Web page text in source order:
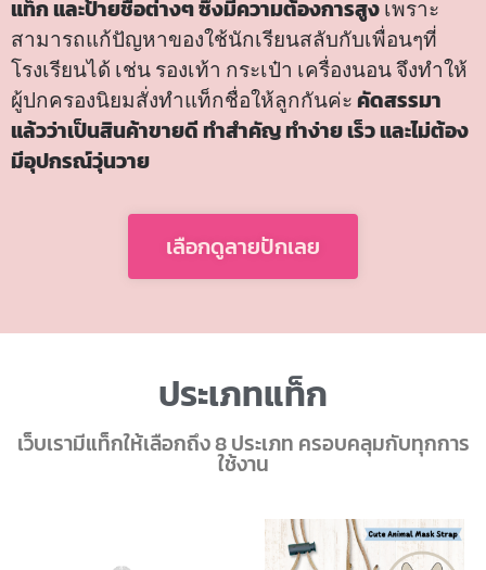
แท็ก และป้ายชื่อต่างๆ ซึ่งมีความต้องการสูงเพราะ
สามารถแก้ปัญหาของใช้นักเรียนสลับกับเพื่อนๆที่
โรงเรียนได้ เช่น รองเท้า กระเป๋า เครื่องนอน จึงทำให้
ผู้ปกครองนิยมสั่งทำแท็กชื่อให้ลูกกันค่ะคัดสรรมา
แล้วว่าเป็นสินค้าขายดี ทำสำคัญ ทำง่าย เร็ว และไม่ต้อง
มีอุปกรณ์วุ่นวาย
เลือกดูลายปักเลย
ประเภทแท็ก
เว็บเรามีแท็กให้เลือกถึง 8 ประเภท ครอบคลุมกับทุกการ
ใช้งาน